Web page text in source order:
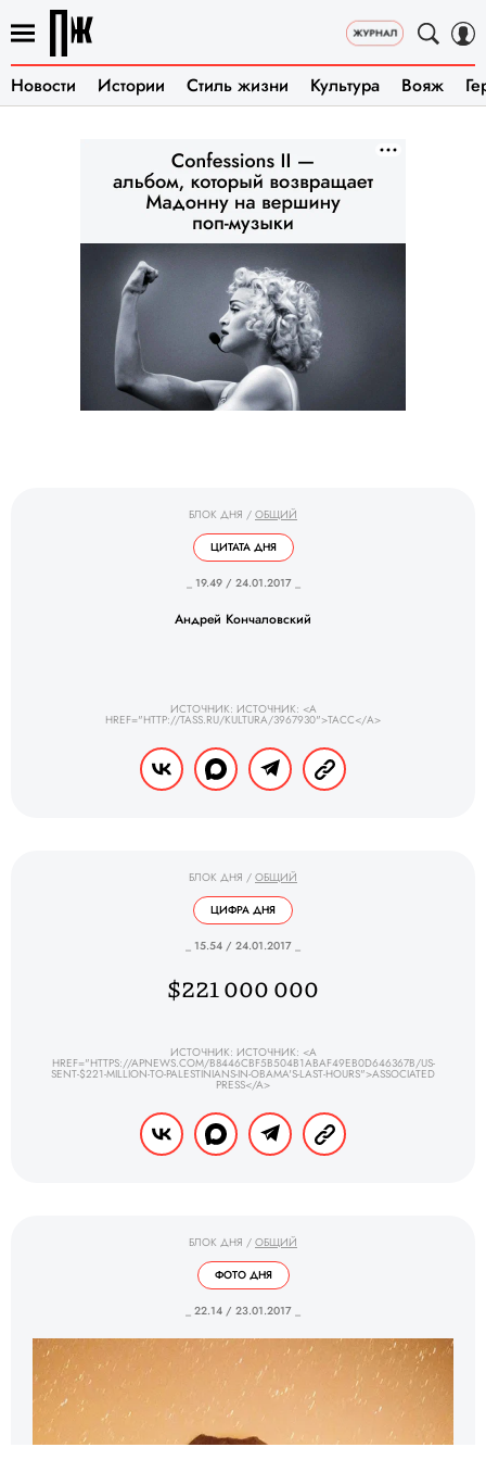
Новости Истории Стиль жизни Культура Вояж
БЛОК ДНЯ / ОБЩИЙ
ЦИТАТА ДНЯ
_ 19.49 / 24.01.2017 _
Андрей Кончаловский
ИСТОЧНИК: ИСТОЧНИК: <A
HREF="HTTP://TASS.RU/KULTURA/3967930">ТАСС</A>
БЛОК ДНЯ / ОБЩИЙ
ЦИФРА ДНЯ
_ 15.54 / 24.01.2017 _
$221 000 000
ИСТОЧНИК: ИСТОЧНИК: <A
HREF="HTTPS://APNEWS.COM/B8446CBF5B504B1ABAF49EB0D646367B/US-
SENT-$221-MILLION-TO-PALESTINIANS-IN-OBAMA'S-LAST-HOURS">ASSOCIATED
PRESS</A>
БЛОК ДНЯ / ОБЩИЙ
ФОТО ДНЯ
_ 22.14 / 23.01.2017 _